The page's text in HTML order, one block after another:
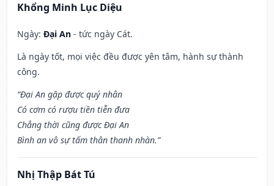
Khổng Minh Lục Diệu
Ngày: Đại An - tức ngày Cát.
Là ngày tốt, mọi việc đều được yên tâm, hành sự thành
công.
“Đại An gặp được quý nhân
Có cơm có rượu tiền tiễn đưa
Chẳng thời cũng được Đại An
Bình an vô sự tấm thân thanh nhàn.”
Nhị Thập Bát Tú